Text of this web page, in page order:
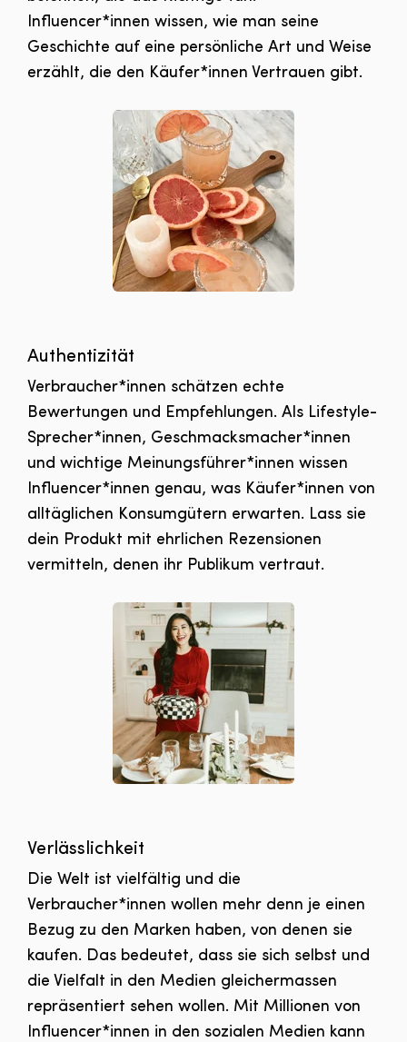
Influencer*innen wissen, wie man seine
Geschichte auf eine persönliche Art und Weise
erzählt, die den Käufer*innen Vertrauen gibt.
Authentizität
Verbraucher*innen schätzen echte
Bewertungen und Empfehlungen. Als Lifestyle-
Sprecher*innen, Geschmacksmacher*innen
und wichtige Meinungsführer*innen wissen
Influencer*innen genau, was Käufer*innen von
alltäglichen Konsumgütern erwarten. Lass sie
dein Produkt mit ehrlichen Rezensionen
vermitteln, denen ihr Publikum vertraut.
Verlässlichkeit
Die Welt ist vielfältig und die
Verbraucher*innen wollen mehr denn je einen
Bezug zu den Marken haben, von denen sie
kaufen. Das bedeutet, dass sie sich selbst und
die Vielfalt in den Medien gleichermassen
repräsentiert sehen wollen. Mit Millionen von
Influencer*innen in den sozialen Medien kann